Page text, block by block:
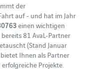
der
auf - und hat im Jahr
einen wichtigen
81 AvaL-Partner
(Stand Januar
Ihnen als Partner
Projekte.